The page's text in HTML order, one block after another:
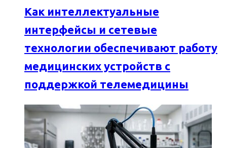
Как интеллектуальные
интерфейсы и сетевые
технологии обеспечивают работу
медицинских устройств с
поддержкой телемедицины